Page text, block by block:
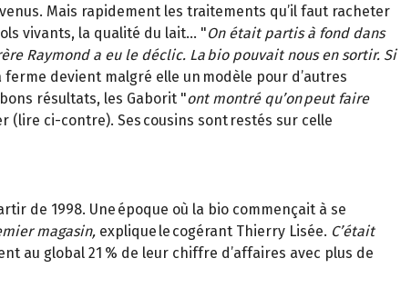
Mais rapidement les traitements qu’il faut racheter
vivants, la qualité du lait… "On était partis à fond dans
Raymond a eu le déclic. La bio pouvait nous en sortir. Si
ferme devient malgré elle un modèle pour d’autres
résultats, les Gaborit "ont montré qu’on peut faire
ci-contre). Ses cousins sont restés sur celle
de 1998. Une époque où la bio commençait à se
magasin, explique le cogérant Thierry Lisée. C’était
au global 21 % de leur chiffre d’affaires avec plus de